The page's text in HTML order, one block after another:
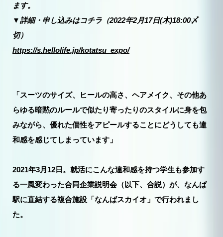
ます。
▼詳細・申し込みはコチラ（2022年2月17日(木)18:00〆
切）
https://s.hellolife.jp/kotatsu_expo/
「スーツのサイズ、ヒールの高さ、ヘアメイク、その他あ
らゆる暗黙のルールで似たり寄ったりのスタイルに身を包
みながら、優れた個性をアピールすることにどうしても違
和感を感じてしまっています」
2021年3月12日。就活にこんな違和感を持つ学生も参加す
る一風変わった合同企業説明会（以下、合説）が、なんば
駅に直結する複合施設「なんばスカイオ」で行われまし
た。